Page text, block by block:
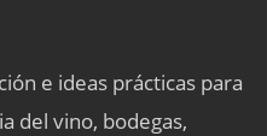
e ideas prácticas para
del vino, bodegas,